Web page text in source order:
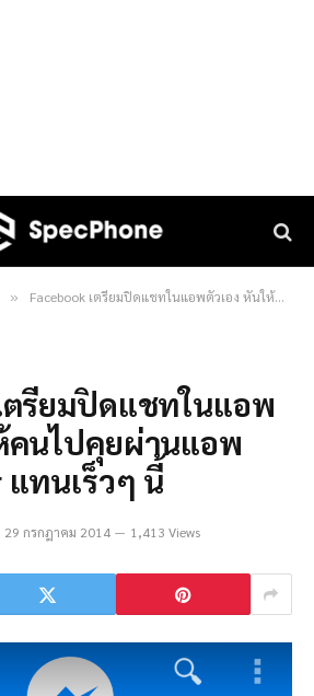
» Facebook เตรียมปิดแชทในแอพตัวเอง หันให้คนไปคุยผ่านแอพ Messenger แทนเร็วๆ นี้
ตรียมปิดแชทในแอพ
คนไปคุยผ่านแอพ
แทนเร็วๆ นี้
29 กรกฎาคม 2014 1,413 Views